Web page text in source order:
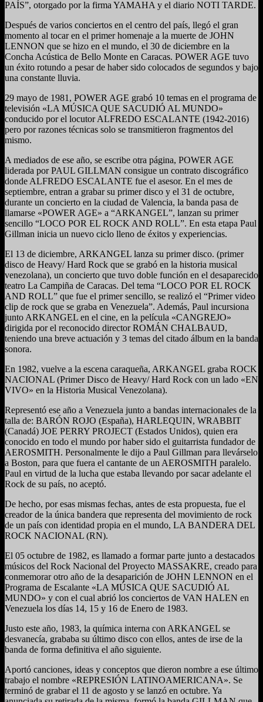
PAÍS”, otorgado por la firma YAMAHA y el diario NOTI TARDE.
Después de varios conciertos en el centro del país, llegó el gran
momento al tocar en el primer homenaje a la muerte de JOHN
LENNON que se hizo en el mundo, el 30 de diciembre en la
Concha Acústica de Bello Monte en Caracas. POWER AGE tuvo
un éxito rotundo a pesar de haber sido colocados de segundos y bajo
una constante lluvia.
29 mayo de 1981, POWER AGE grabó 10 temas en el programa de
televisión «LA MÚSICA QUE SACUDIÓ AL MUNDO»
conducido por el locutor ALFREDO ESCALANTE (1942-2016)
pero por razones técnicas solo se transmitieron fragmentos del
mismo.
A mediados de ese año, se escribe otra página, POWER AGE
liderada por PAUL GILLMAN consigue un contrato discográfico
donde ALFREDO ESCALANTE fue el asesor. En el mes de
septiembre, entran a grabar su primer disco y el 31 de octubre,
durante un concierto en la ciudad de Valencia, la banda pasa de
llamarse «POWER AGE» a “ARKANGEL”, lanzan su primer
sencillo “LOCO POR EL ROCK AND ROLL”. En esta etapa Paul
Gillman inicia un nuevo ciclo lleno de éxitos y experiencias.
El 13 de diciembre, ARKANGEL lanza su primer disco. (primer
disco de Heavy/ Hard Rock que se grabó en la historia musical
venezolana), un concierto que tuvo doble función en el desaparecido
teatro La Campiña de Caracas. Del tema “LOCO POR EL ROCK
AND ROLL” que fue el primer sencillo, se realizó el “Primer video
clip de rock que se graba en Venezuela”. Además, Paul incursiona
junto ARKANGEL en el cine, en la película «CANGREJO»
dirigida por el reconocido director ROMÁN CHALBAUD,
teniendo una breve actuación y 3 temas del citado álbum en la banda
sonora.
En 1982, vuelve a la escena caraqueña, ARKANGEL graba ROCK
NACIONAL (Primer Disco de Heavy/ Hard Rock con un lado «EN
VIVO» en la Historia Musical Venezolana).
Representó ese año a Venezuela junto a bandas internacionales de la
talla de: BARÓN ROJO (España), HARLEQUIN, WRABBIT
(Canadá) JOE PERRY PROJECT (Estados Unidos), quien era
conocido en todo el mundo por haber sido el guitarrista fundador de
AEROSMITH. Personalmente le dijo a Paul Gillman para llevárselo
a Boston, para que fuera el cantante de un AEROSMITH paralelo.
Paul en virtud de la lucha que estaba llevando por sacar adelante el
Rock de su país, no aceptó.
De hecho, por esas mismas fechas, antes de esta propuesta, fue el
creador de la única bandera que representa del movimiento de rock
de un país con identidad propia en el mundo, LA BANDERA DEL
ROCK NACIONAL (RN).
El 05 octubre de 1982, es llamado a formar parte junto a destacados
músicos del Rock Nacional del Proyecto MASSAKRE, creado para
conmemorar otro año de la desaparición de JOHN LENNON en el
Programa de Escalante «LA MÚSICA QUE SACUDIÓ AL
MUNDO» y con el cual abrió los conciertos de VAN HALEN en
Venezuela los días 14, 15 y 16 de Enero de 1983.
Justo este año, 1983, la química interna con ARKANGEL se
desvanecía, grababa su último disco con ellos, antes de irse de la
banda de forma definitiva el año siguiente.
Aportó canciones, ideas y conceptos que dieron nombre a ese último
trabajo el nombre «REPRESIÓN LATINOAMERICANA». Se
terminó de grabar el 11 de agosto y se lanzó en octubre. Ya